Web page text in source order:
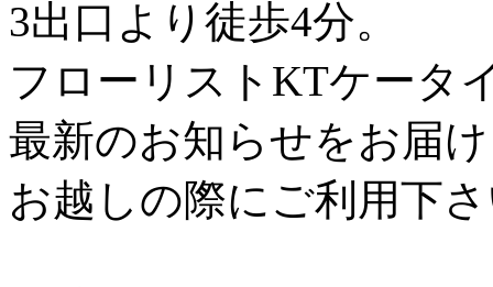
3出口より徒歩4分。
フローリストKTケータ
最新のお知らせをお届
お越しの際にご利用下